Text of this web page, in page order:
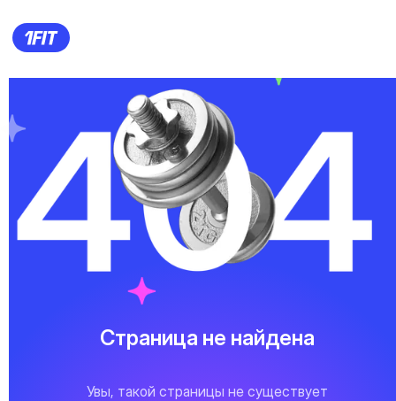
Страница не найдена
Увы, такой страницы не существует